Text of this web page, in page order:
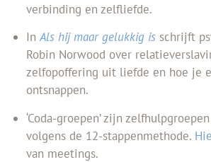
verbinding en zelfliefde.
InAls hij maar gelukkig is schrijft
Robin Norwood over
zelfopoffering uit liefde en hoe je
ontsnappen.
‘Coda-groepen’ zijn
volgens de 12-stappenmethode.
van meetings.